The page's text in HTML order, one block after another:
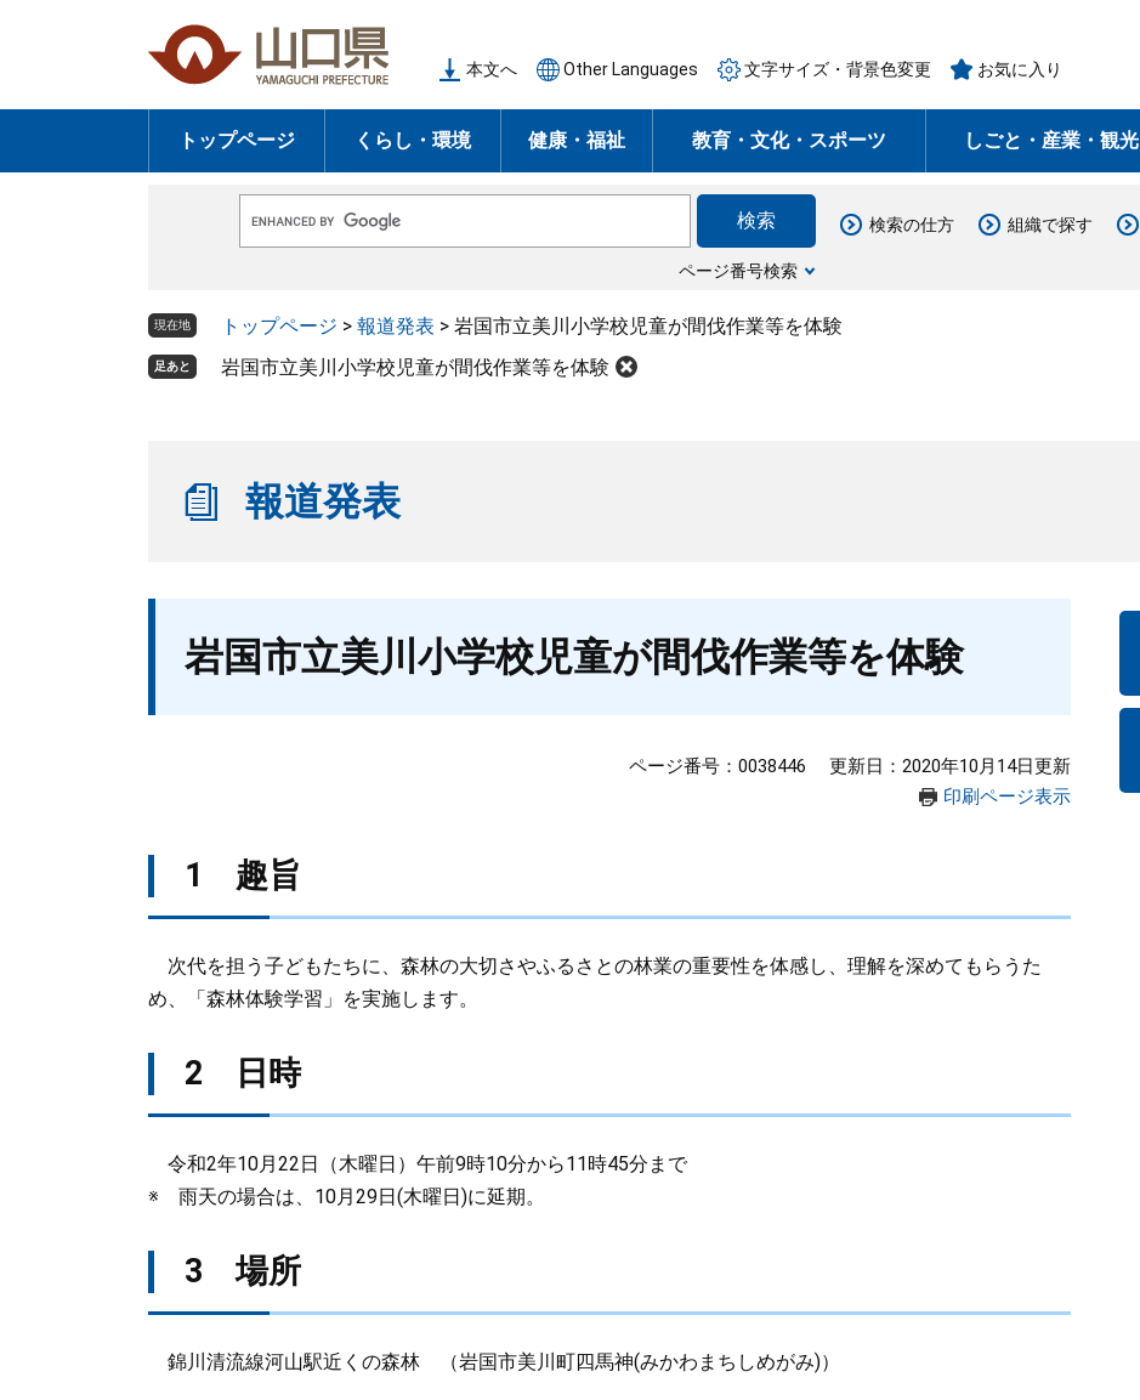
の
頭
ー
飛
本文へ Other Languages 文字サイズ・背景色変更 お気に入り
トップページ くらし・環境 健康・福祉 教育・文化・スポーツ しごと・産業・観光
o
e
ス
ページ番号検索
検索の仕方 組織で探す
現在地 トップページ > 報道発表 > 岩国市立美川小学校児童が間伐作業等を体験
足あと 岩国市立美川小学校児童が間伐作業等を体験
報道発表
岩国市立美川小学校児童が間伐作業等を体験
ページ番号：0038446
更新日：2020年10月14日更新
印刷ページ表示
1 趣旨
次代を担う子どもたちに、森林の大切さやふるさとの林業の重要性を体感し、理解を深めてもらうた
め、「森林体験学習」を実施します。
2 日時
令和2年10月22日（木曜日）午前9時10分から11時45分まで
※ 雨天の場合は、10月29日(木曜日)に延期。
3 場所
錦川清流線河山駅近くの森林 （岩国市美川町四馬神(みかわまちしめがみ)）